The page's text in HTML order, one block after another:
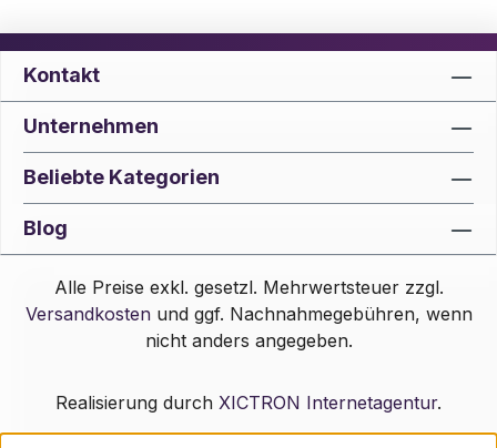
Kontakt
Unternehmen
Beliebte Kategorien
Blog
Alle Preise exkl. gesetzl. Mehrwertsteuer zzgl.
Versandkostenund ggf. Nachnahmegebühren, wenn
nicht anders angegeben.
Realisierung durch XICTRON Internetagentur.